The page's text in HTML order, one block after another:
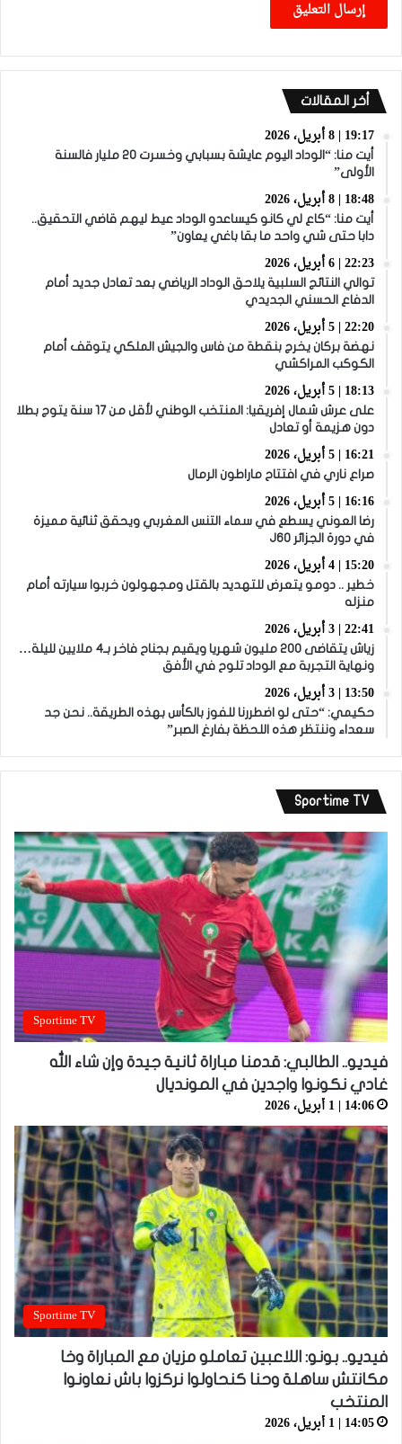
أخر المقالات
19:17 | 8 أبريل، 2026
أيت منا: “الوداد اليوم عايشة بسبابي وخسرت 20 مليار فالسنة
الأولى”
18:48 | 8 أبريل، 2026
أيت منا: “كاع لي كانو كيساعدو الوداد عيط ليهم قاضي التحقيق..
دابا حتى شي واحد ما بقا باغي يعاون”
22:23 | 6 أبريل، 2026
توالي النتائج السلبية يلاحق الوداد الرياضي بعد تعادل جديد أمام
الدفاع الحسني الجديدي
22:20 | 5 أبريل، 2026
نهضة بركان يخرج بنقطة من فاس والجيش الملكي يتوقف أمام
الكوكب المراكشي
18:13 | 5 أبريل، 2026
على عرش شمال إفريقيا: المنتخب الوطني لأقل من 17 سنة يتوج بطلا
دون هزيمة أو تعادل
16:21 | 5 أبريل، 2026
صراع ناري في افتتاح ماراطون الرمال
16:16 | 5 أبريل، 2026
رضا العوني يسطع في سماء التنس المغربي ويحقق ثنائية مميزة
في دورة الجزائر J60
15:20 | 4 أبريل، 2026
خطير .. دومو يتعرض للتهديد بالقتل ومجهولون خربوا سيارته أمام
منزله
22:41 | 3 أبريل، 2026
زياش يتقاضى 200 مليون شهريا ويقيم بجناح فاخر بـ4 ملايين لليلة…
ونهاية التجربة مع الوداد تلوح في الأفق
13:50 | 3 أبريل، 2026
حكيمي: “حتى لو اضطررنا للفوز بالكأس بهذه الطريقة.. نحن جد
سعداء وننتظر هذه اللحظة بفارغ الصبر”
Sportime TV
Sportime TV
فيديو.. الطالبي: قدمنا مباراة ثانية جيدة وإن شاء الله
غادي نكونوا واجدين في المونديال
14:06 | 1 أبريل، 2026
Sportime TV
فيديو.. بونو: اللاعبين تعاملو مزيان مع المباراة وخا
مكانتش ساهلة وحنا كنحاولوا نركزوا باش نعاونوا
المنتخب
14:05 | 1 أبريل، 2026